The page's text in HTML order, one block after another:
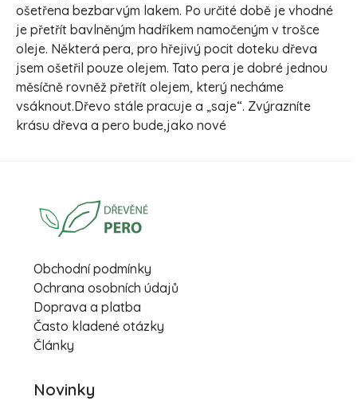
ošetřena bezbarvým lakem. Po určité době je vhodné
je přetřít bavlněným hadříkem namočeným v trošce
oleje. Některá pera, pro hřejivý pocit doteku dřeva
jsem ošetřil pouze olejem. Tato pera je dobré jednou
měsíčně rovněž přetřít olejem, který necháme
vsáknout.Dřevo stále pracuje a „saje“. Zvýrazníte
krásu dřeva a pero bude,jako nové
Obchodní podmínky
Ochrana osobních údajů
Doprava a platba
Často kladené otázky
Články
Novinky